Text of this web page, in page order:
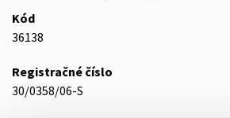
Kód
36138
Registračné číslo
30/0358/06-S